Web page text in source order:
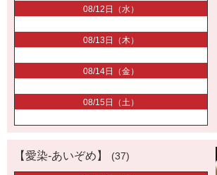
08/12日（水）
08/13日（木）
08/14日（金）
08/15日（土）
【愛染-あいぞめ】 (37)